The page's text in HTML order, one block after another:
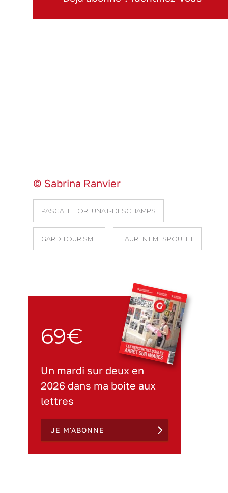
© Sabrina Ranvier
PASCALE FORTUNAT-DESCHAMPS
GARD TOURISME LAURENT MESPOULET
69€
Un mardi sur deux en
2026 dans ma boite aux
lettres
JE M'ABONNE